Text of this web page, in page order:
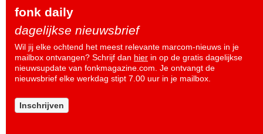
fonk daily
dagelijkse nieuwsbrief
Wil jij elke ochtend het meest relevante marcom-nieuws in je
mailbox ontvangen? Schrijf dan hier in op de gratis dagelijkse
nieuwsupdate van fonkmagazine.com. Je ontvangt de
nieuwsbrief elke werkdag stipt 7.00 uur in je mailbox.
Inschrijven